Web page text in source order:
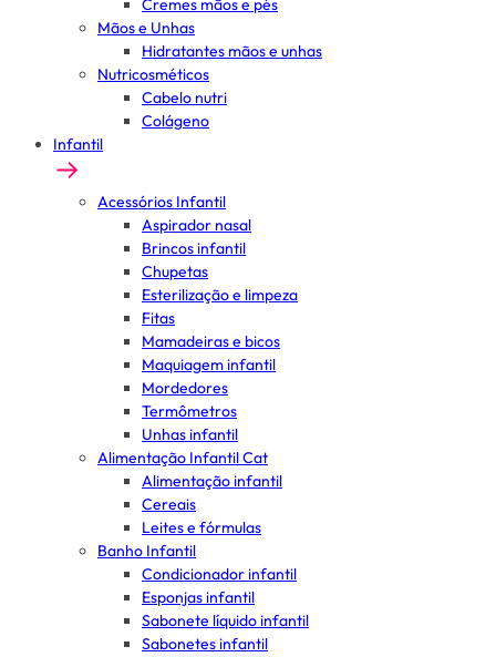
Cremes mãos e pés
Mãos e Unhas
Hidratantes mãos e unhas
Nutricosméticos
Cabelo nutri
Colágeno
Infantil
Acessórios Infantil
Aspirador nasal
Brincos infantil
Chupetas
Esterilização e limpeza
Fitas
Mamadeiras e bicos
Maquiagem infantil
Mordedores
Termômetros
Unhas infantil
Alimentação Infantil Cat
Alimentação infantil
Cereais
Leites e fórmulas
Banho Infantil
Condicionador infantil
Esponjas infantil
Sabonete líquido infantil
Sabonetes infantil